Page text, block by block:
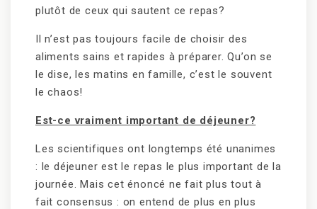
plutôt de ceux qui sautent ce repas?
Il n’est pas toujours facile de choisir des
aliments sains et rapides à préparer. Qu’on se
le dise, les matins en famille, c’est le souvent
le chaos!
Est-ce vraiment important de déjeuner?
Les scientifiques ont longtemps été unanimes
: le déjeuner est le repas le plus important de la
journée. Mais cet énoncé ne fait plus tout à
fait consensus : on entend de plus en plus